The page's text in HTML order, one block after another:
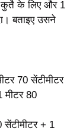
कुर्ते के लिए और 1
बताइए उसने
70 सेंटीमीटर
मीटर 80
सेंटीमीटर + 1